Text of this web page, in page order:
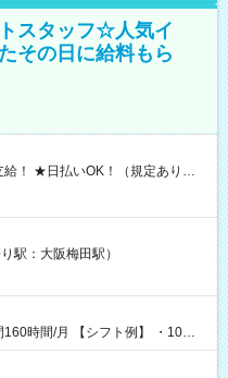
スタッフ☆人気イ
その日に給料もら
事後はコンビニATMから 日払
駅：大阪梅田駅）
フト例】 ・10：